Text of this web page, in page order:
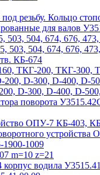
резьбу. Кольцо
для валов
504, 674, 676,
503, 504, 674, 676,
КБ-674
ТКГ-200, ТКГ-300,
D-300, D-400, D-
D-300, D-400, D-
поворота
ОПУ-7 КБ-403,
1009
m=10 z=21
корпус водила